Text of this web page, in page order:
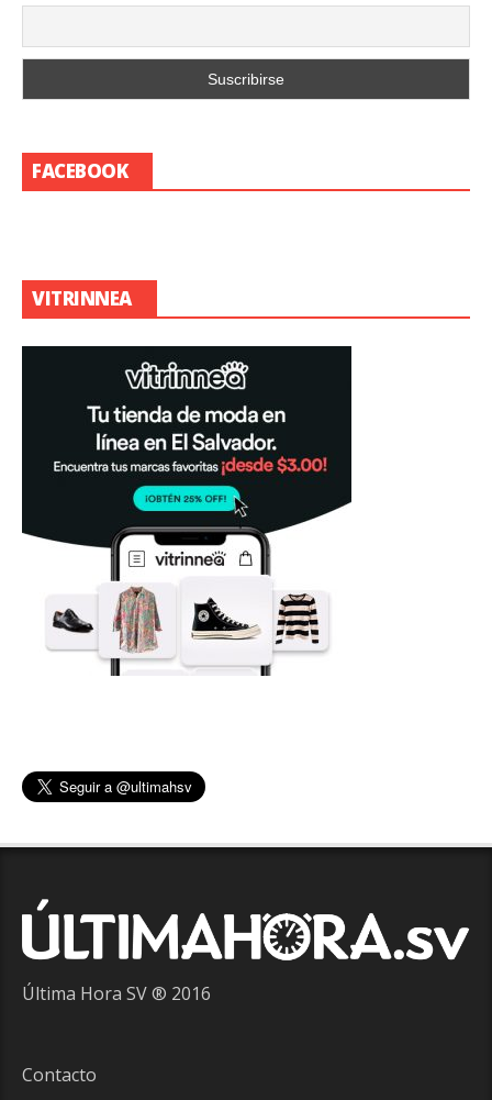
FACEBOOK
VITRINNEA
Última Hora SV ® 2016
Contacto